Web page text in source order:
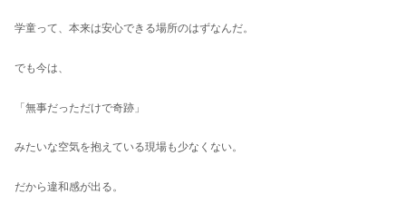
学童って、本来は安心できる場所のはずなんだ。
でも今は、
「無事だっただけで奇跡」
みたいな空気を抱えている現場も少なくない。
だから違和感が出る。